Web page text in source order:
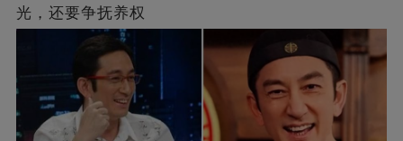
光，还要争抚养权